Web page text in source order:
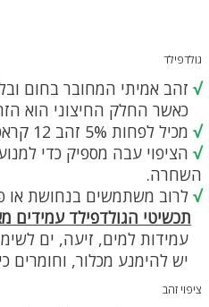
גולדפילד
√ זהב אמיתי המחובר בחום
כאשר החלק החיצוני הוא
√ מכיל לפחות 5% זהב 12 קראט או 10% זהב 10 קראט.
√ הציפוי עבה מספיק כדי
השחרה.
√ לרוב משתמשים בנחושת או
תכשיטי הגולדפילד עמידים
עמידות למים, זיעה, ים
יש להימנע מכלור, וחומרים
ציפוי זהב